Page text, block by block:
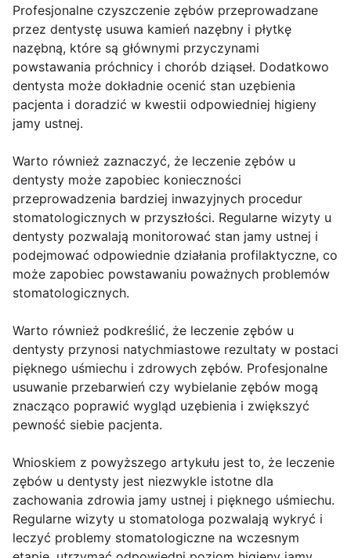
Profesjonalne czyszczenie zębów przeprowadzane
przez dentystę usuwa kamień nazębny i płytkę
nazębną, które są głównymi przyczynami
powstawania próchnicy i chorób dziąseł. Dodatkowo
dentysta może dokładnie ocenić stan uzębienia
pacjenta i doradzić w kwestii odpowiedniej higieny
jamy ustnej.
Warto również zaznaczyć, że leczenie zębów u
dentysty może zapobiec konieczności
przeprowadzenia bardziej inwazyjnych procedur
stomatologicznych w przyszłości. Regularne wizyty u
dentysty pozwalają monitorować stan jamy ustnej i
podejmować odpowiednie działania profilaktyczne, co
może zapobiec powstawaniu poważnych problemów
stomatologicznych.
Warto również podkreślić, że leczenie zębów u
dentysty przynosi natychmiastowe rezultaty w postaci
pięknego uśmiechu i zdrowych zębów. Profesjonalne
usuwanie przebarwień czy wybielanie zębów mogą
znacząco poprawić wygląd uzębienia i zwiększyć
pewność siebie pacjenta.
Wnioskiem z powyższego artykułu jest to, że leczenie
zębów u dentysty jest niezwykle istotne dla
zachowania zdrowia jamy ustnej i pięknego uśmiechu.
Regularne wizyty u stomatologa pozwalają wykryć i
leczyć problemy stomatologiczne na wczesnym